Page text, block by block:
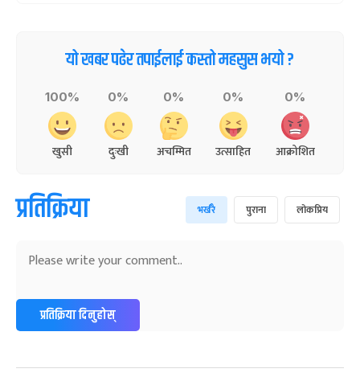
यो खबर पढेर तपाईलाई कस्तो महसुस भयो ?
100%
खुसी
0%
दुःखी
0%
अचम्मित
0%
उत्साहित
0%
आक्रोशित
प्रतिक्रिया भर्खरै पुराना लोकप्रिय
प्रतिक्रिया दिनुहोस्